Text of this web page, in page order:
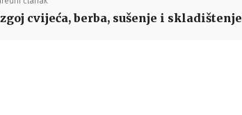
cvijeća, berba, sušenje i skladištenje